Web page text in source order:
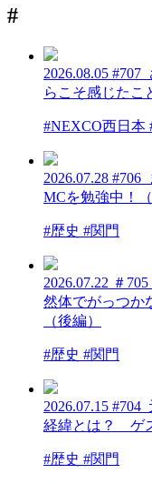
#
2026.08.05
らこそ感じたこ
#NEXCO西日本
2026.07.28
MCを勉強中！
#歴史 #関門
2026.07.22 ＃
然体でがっつ
（後編）
#歴史 #関門
2026.07.15
経緯とは？ ゲ
#歴史 #関門